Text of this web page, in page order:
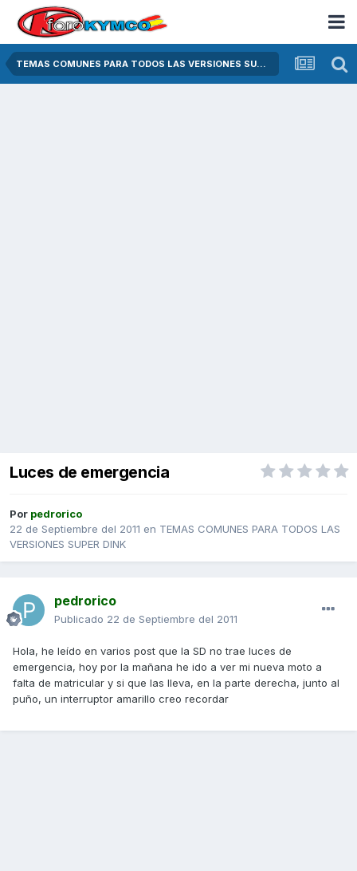
TEMAS COMUNES PARA TODOS LAS VERSIONES SUPER DINK
Luces de emergencia
Por pedrorico
22 de Septiembre del 2011 en TEMAS COMUNES PARA TODOS LAS
VERSIONES SUPER DINK
pedrorico
Publicado 22 de Septiembre del 2011
Hola, he leído en varios post que la SD no trae luces de
emergencia, hoy por la mañana he ido a ver mi nueva moto a
falta de matricular y si que las lleva, en la parte derecha, junto al
puño, un interruptor amarillo creo recordar